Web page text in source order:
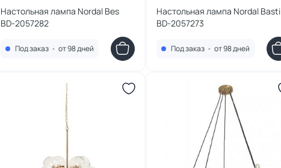
Настольная лампа Nordal Bes
BD-2057282
Под заказ • от 98 дней
Настольная лампа Nordal Basti
BD-2057273
Под заказ • от 98 дней